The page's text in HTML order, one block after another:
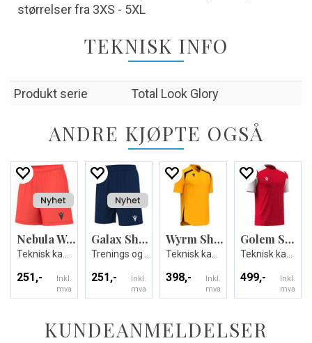
størrelser fra 3XS - 5XL
TEKNISK INFO
Produkt serie Total Look Glory
ANDRE KJØPTE OGSÅ
Nebula Woman Shorts
251,-
Inkl.
mva
Galax Shorts
251,-
Inkl.
mva
Wyrm Shirt
398,-
Inkl.
mva
Golem Shirt
499,-
Inkl.
mva
KUNDEANMELDELSER